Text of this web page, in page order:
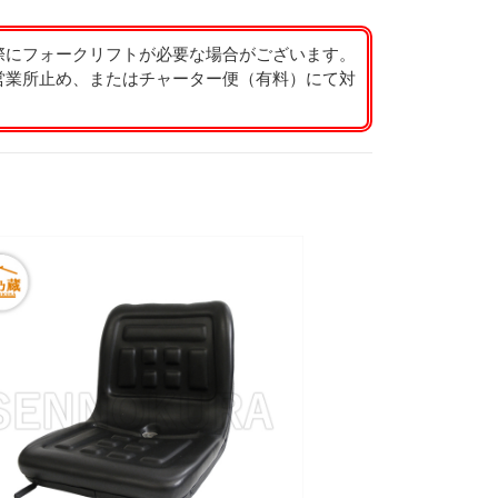
フォークリフトが必要な場合がございます。
所止め、またはチャーター便（有料）にて対